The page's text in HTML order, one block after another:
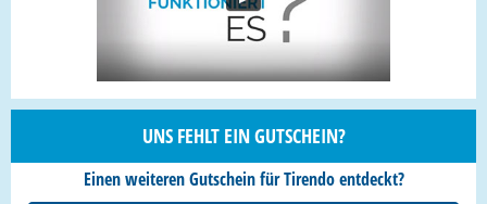
UNS FEHLT EIN GUTSCHEIN?
Einen weiteren Gutschein für Tirendo entdeckt?